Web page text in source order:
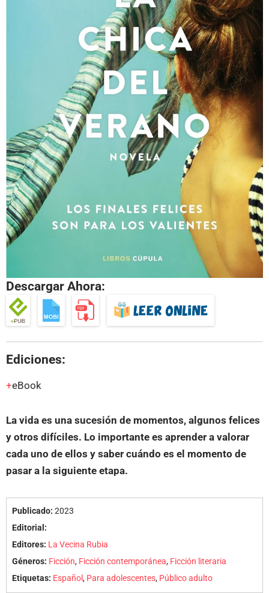
Descargar Ahora:
Ediciones:
eBook
La vida es una sucesión de momentos, algunos felices
y otros difíciles. Lo importante es aprender a valorar
cada uno de ellos y saber cuándo es el momento de
pasar a la siguiente etapa.
Publicado: 2023
Editorial:
Editores: La Vecina Rubia
Géneros: Ficción, Ficción contemporánea, Ficción literaria
Etiquetas: Español, Para adolescentes, Público adulto